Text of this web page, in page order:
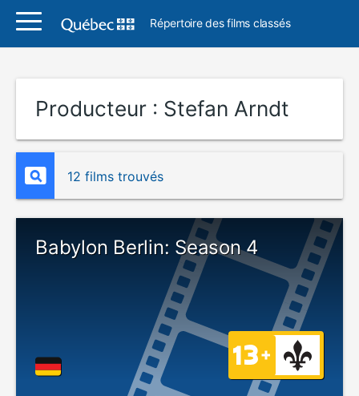
Répertoire des films classés
Producteur : Stefan Arndt
12 films trouvés
Babylon Berlin: Season 4